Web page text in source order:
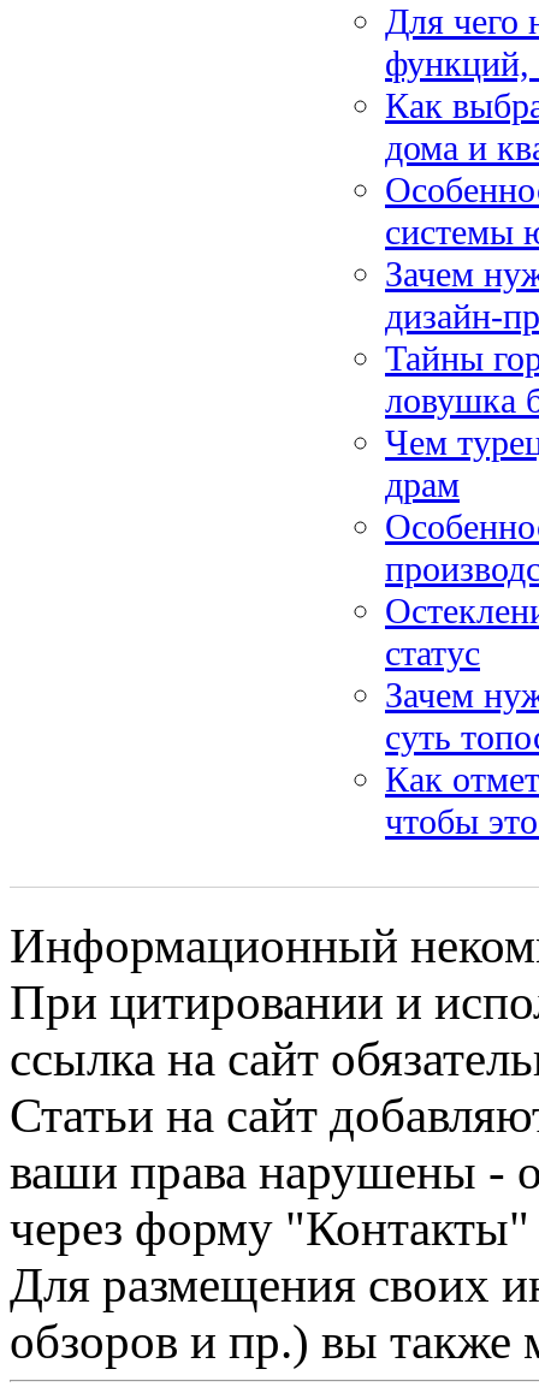
Для чего
функций,
Как
дома и
системы
Зачем
дизайн-
Тайны
ловушка
Чем
драм
статус
Зачем
суть
Как
чтобы
Информационный
При цитировании и
ссылка на сайт
Статьи на сайт
ваши права нарушены -
через форму "Контакты"
Для размещения своих
обзоров и пр.) вы также